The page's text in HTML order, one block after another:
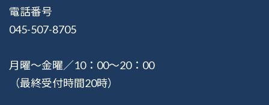
電話番号
045-507-8705
月曜〜金曜／10：00〜20：00
（最終受付時間20時）